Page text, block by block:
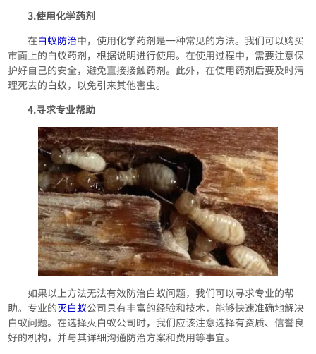
3.使用化学药剂
在白蚁防治中，使用化学药剂是一种常见的方法。我们可以购买
市面上的白蚁药剂，根据说明进行使用。在使用过程中，需要注意保
护好自己的安全，避免直接接触药剂。此外，在使用药剂后要及时清
理死去的白蚁，以免引来其他害虫。
4.寻求专业帮助
如果以上方法无法有效防治白蚁问题，我们可以寻求专业的帮
助。专业的灭白蚁公司具有丰富的经验和技术，能够快速准确地解决
白蚁问题。在选择灭白蚁公司时，我们应该注意选择有资质、信誉良
好的机构，并与其详细沟通防治方案和费用等事宜。